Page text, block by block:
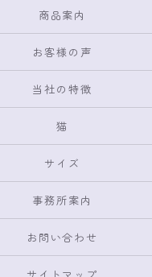
商品案内
お客様の声
当社の特徴
猫
サイズ
事務所案内
お問い合わせ